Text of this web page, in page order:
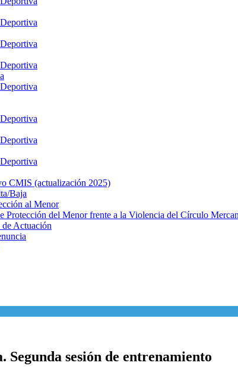
CMIS (actualización 2025)
Baja
al Menor
Protección del Menor frente a la Violencia del Círculo
Actuación
Segunda sesión de entrenamiento